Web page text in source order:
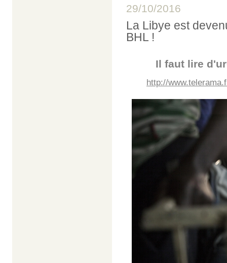
29/10/2016
La Libye est
BHL !
Il faut lire
http://